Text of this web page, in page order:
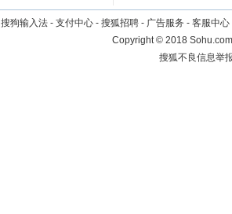
搜狗输入法 - 支付中心 - 搜狐招聘 - 广告服务 - 客服中心
Copyright©2018
搜狐不良信息举